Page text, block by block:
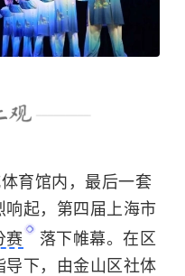
育馆内，最后一套
起，第四届上海市
赛
落下帷幕。在区
下，由金山区社体